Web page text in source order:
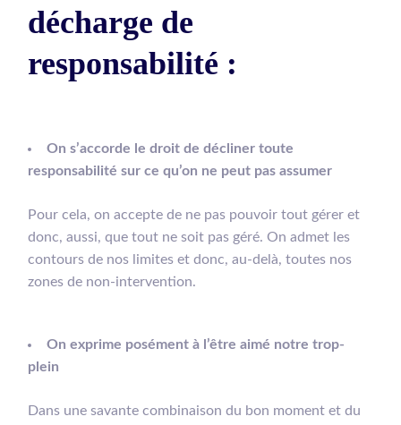
décharge de
responsabilité :
On s’accorde le droit de décliner toute
responsabilité sur ce qu’on ne peut pas assumer
Pour cela, on accepte de ne pas pouvoir tout gérer et
donc, aussi, que tout ne soit pas géré. On admet les
contours de nos limites et donc, au-delà, toutes nos
zones de non-intervention.
On exprime posément à l’être aimé notre trop-
plein
Dans une savante combinaison du bon moment et du